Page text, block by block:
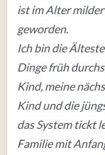
ist im Alter
geworden.
Ich bin die
Dinge früh
Kind, meine
Kind und die
das System tickt
Familie mit